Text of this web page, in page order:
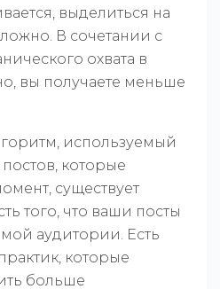
выделиться на
В сочетании с
охвата в
вы получаете меньше
используемый
которые
существует
того, что ваши посты
аудитории. Есть
которые
больше